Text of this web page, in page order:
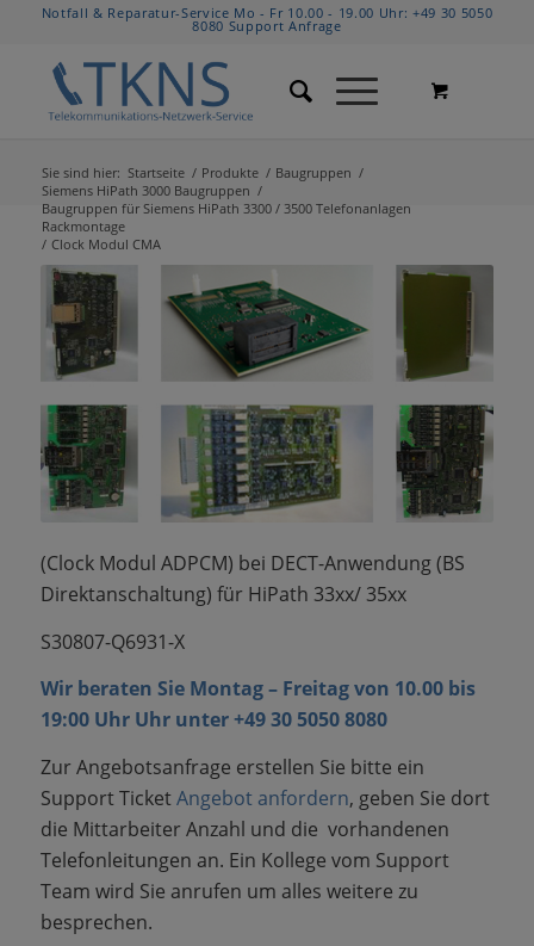
Notfall & Reparatur-Service Mo - Fr 10.00 - 19.00 Uhr:+49 30 5050
8080 Support Anfrage
Sie sind hier: Startseite / Produkte / Baugruppen /
Siemens HiPath 3000 Baugruppen /
Baugruppen für Siemens HiPath 3300 / 3500 Telefonanlagen
Rackmontage
/ Clock Modul CMA
(Clock Modul ADPCM) bei DECT-Anwendung (BS
Direktanschaltung) für HiPath 33xx/ 35xx
S30807-Q6931-X
Wir beraten Sie Montag – Freitag von 10.00 bis
19:00 Uhr Uhr unter+49 30 5050 8080
Zur Angebotsanfrage erstellen Sie bitte ein
Support TicketAngebot anfordern, geben Sie dort
die Mittarbeiter Anzahl und die vorhandenen
Telefonleitungen an. Ein Kollege vom Support
Team wird Sie anrufen um alles weitere zu
besprechen.